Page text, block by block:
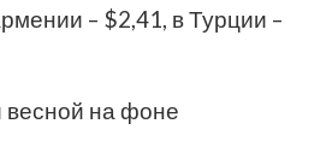
– $2,41, в Турции –
весной на фоне